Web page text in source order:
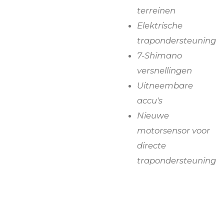
terreinen
Elektrische
trapondersteuning
7-Shimano
versnellingen
Uitneembare
accu's
Nieuwe
motorsensor voor
directe
trapondersteuning